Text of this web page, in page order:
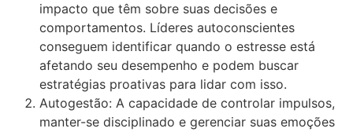
impacto que têm sobre suas decisões e
comportamentos. Líderes autoconscientes
conseguem identificar quando o estresse está
afetando seu desempenho e podem buscar
estratégias proativas para lidar com isso.
Autogestão: A capacidade de controlar impulsos,
manter-se disciplinado e gerenciar suas emoções